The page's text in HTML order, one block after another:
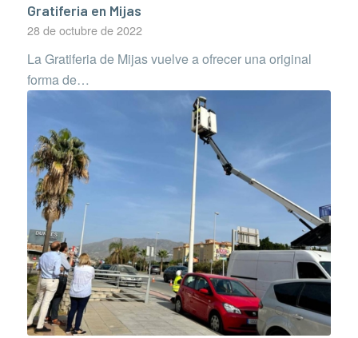
Gratiferia en Mijas
28 de octubre de 2022
La Gratiferia de Mijas vuelve a ofrecer una original
forma de…